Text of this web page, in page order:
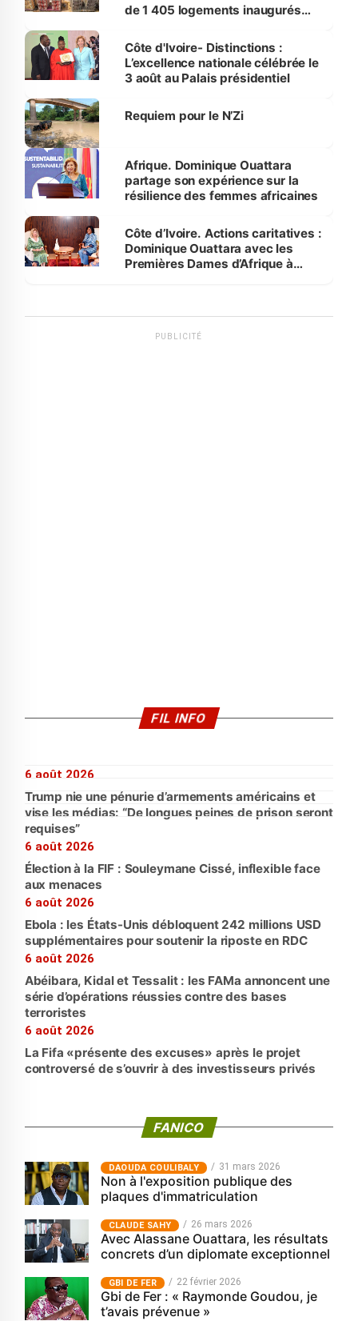
de 1 405 logements inaugurés
Bassam
Côte d'Ivoire- Distinctions :
L’excellence nationale célébrée le
3 août au Palais présidentiel
Requiem pour le N’Zi
Afrique. Dominique Ouattara
partage son expérience sur la
résilience des femmes africaines
Côte d’Ivoire. Actions caritatives :
Dominique Ouattara avec les
Premières Dames d’Afrique à
PUBLICITÉ
FIL INFO
6 août 2026
Trump nie une pénurie d’armements américains et
vise les médias: “De longues peines de prison seront
requises”
6 août 2026
Élection à la FIF : Souleymane Cissé, inflexible face
aux menaces
6 août 2026
Ebola : les États-Unis débloquent 242 millions USD
supplémentaires pour soutenir la riposte en RDC
6 août 2026
Abéibara, Kidal et Tessalit : les FAMa annoncent une
série d’opérations réussies contre des bases
terroristes
6 août 2026
La Fifa «présente des excuses» après le projet
controversé de s’ouvrir à des investisseurs privés
FANICO
‎DAOUDA COULIBALY 31 mars 2026
Non à l'exposition publique des
plaques d'immatriculation
CLAUDE SAHY 26 mars 2026
Avec Alassane Ouattara, les résultats
concrets d’un diplomate exceptionnel
GBI DE FER 22 février 2026
Gbi de Fer : « Raymonde Goudou, je
t’avais prévenue »